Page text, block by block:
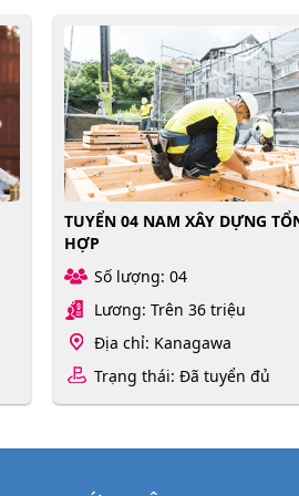
TUYỂN 04 NAM XÂY DỰNG
HỢP
Số lượng: 04
Lương: Trên 36 triệu
Địa chỉ: Kanagawa
Trạng thái: Đã tuyển đủ